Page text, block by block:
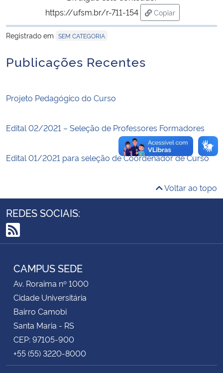
Ministério da Ciência, Tecnologia, Inovações e Comunicações
Ministério do Meio Ambiente
Ministério do Turismo
Ministério da Mulher, da Família e dos Direitos Humanos
Secretaria de Governo
Gabinete de Segurança Institucional
https://ufsm.br/r-711-154
Copiar
para área de
Registrado em SEM CATEGORIA
Publicações Recentes
Projeto Pedagógico do Curso
Edital 02/2021 – Seleção de Professores Formadores
Edital 01/2021 para seleção de Coordenador de Curso
Voltar ao topo
REDES SOCIAIS:
RSS
CAMPUS SEDE
Av. Roraima nº 1000
Cidade Universitária
Bairro Camobi
Santa Maria - RS
CEP: 97105-900
+55 (55) 3220-8000